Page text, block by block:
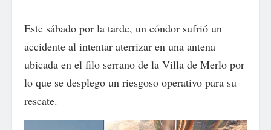
Este sábado por la tarde, un cóndor sufrió un
accidente al intentar aterrizar en una antena
ubicada en el filo serrano de la Villa de Merlo por
lo que se desplego un riesgoso operativo para su
rescate.